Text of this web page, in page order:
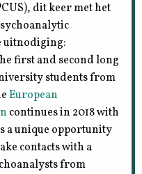
dit keer met het
uitnodiging:
first and second long
students from
European
continues in 2018 with
a unique opportunity
contacts with a
from